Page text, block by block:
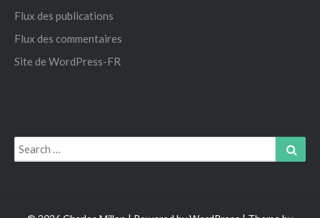
Flux des publications
Flux des commentaires
Site de WordPress-FR
Search
for: